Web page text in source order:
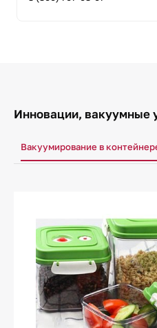
Инновации, вакуумные
Вакуумирование в